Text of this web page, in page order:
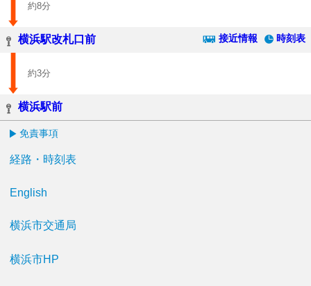
約8分
横浜駅改札口前 接近情報 時刻表
約3分
横浜駅前
免責事項
経路・時刻表
English
横浜市交通局
横浜市HP